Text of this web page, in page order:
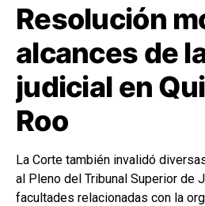
Resolución
alcances de
judicial en
Roo
La Corte también invalidó
al Pleno del Tribunal Superior de
facultades relacionadas con la